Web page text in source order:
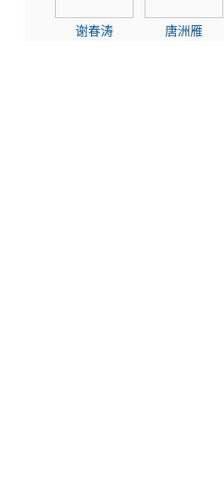
谢春涛 唐洲雁